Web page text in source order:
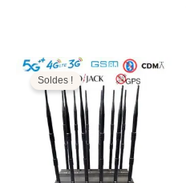
Soldes !
Plage
de
prix :
679,99€
à
699,99€